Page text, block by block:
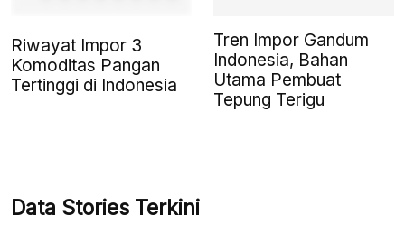
Riwayat Impor 3
Komoditas Pangan
Tertinggi di Indonesia
Tren Impor Gandum
Indonesia, Bahan
Utama Pembuat
Tepung Terigu
Data Stories Terkini